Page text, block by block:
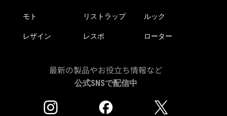
モト リストラップ ルック
レザイン レスポ ローター
最新の製品やお役立ち情報など
公式SNSで配信中